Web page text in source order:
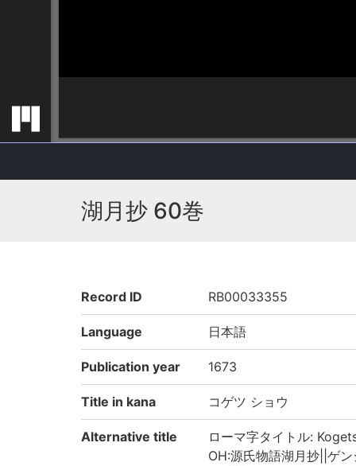
湖月抄 60巻
Record ID RB00033355
Language 日本語
Publication year 1673
Title in kana コゲツ ショウ
Alternative title
ローマ字タイトル:
OH:源氏物語湖月抄||ゲ